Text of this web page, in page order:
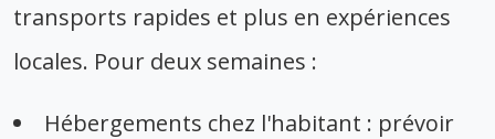
transports rapides et plus en expériences
locales. Pour deux semaines :
Hébergements chez l'habitant : prévoir